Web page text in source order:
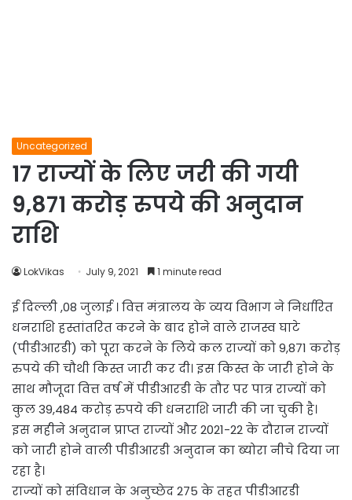
Uncategorized
17 राज्यों के लिए जरी की गयी
9,871 करोड़ रुपये की अनुदान
राशि
LokVikas July 9, 2021 1 minute read
ई दिल्ली ,08 जुलाई । वित्त मंत्रालय के व्यय विभाग ने निर्धारित
धनराशि हस्तांतरित करने के बाद होने वाले राजस्व घाटे
(पीडीआरडी) को पूरा करने के लिये कल राज्यों को 9,871 करोड़
रुपये की चौथी किस्त जारी कर दी। इस किस्त के जारी होने के
साथ मौजूदा वित्त वर्ष में पीडीआरडी के तौर पर पात्र राज्यों को
कुल 39,484 करोड़ रुपये की धनराशि जारी की जा चुकी है।
इस महीने अनुदान प्राप्त राज्यों और 2021-22 के दौरान राज्यों
को जारी होने वाली पीडीआरडी अनुदान का ब्योरा नीचे दिया जा
रहा है।
राज्यों को संविधान के अनुच्छेद 275 के तहत पीडीआरडी